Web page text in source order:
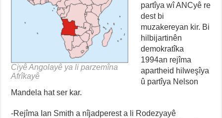
Ciyê Angolayê ya li parzemîna
Afrîkayê
partîya wî ANCyê re
dest bi
muzakereyan kir. Bi
hilbijartinên
demokratîka
1994an rejîma
apartheid hilweşîya
û partîya Nelson
Mandela hat ser kar.
-Rejîma Ian Smith a nîjadperest a li Rodezyayê